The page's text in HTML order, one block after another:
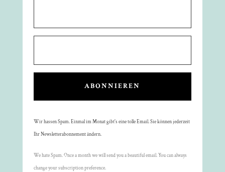
ABONNIEREN
Wir hassen Spam. Einmal im Monat gibt's eine tolle Email. Sie können jederzeit
Ihr Newsletterabonnement ändern.
We hate Spam. Once a month we will send you a beautiful email. You can always
change your subscription preference.